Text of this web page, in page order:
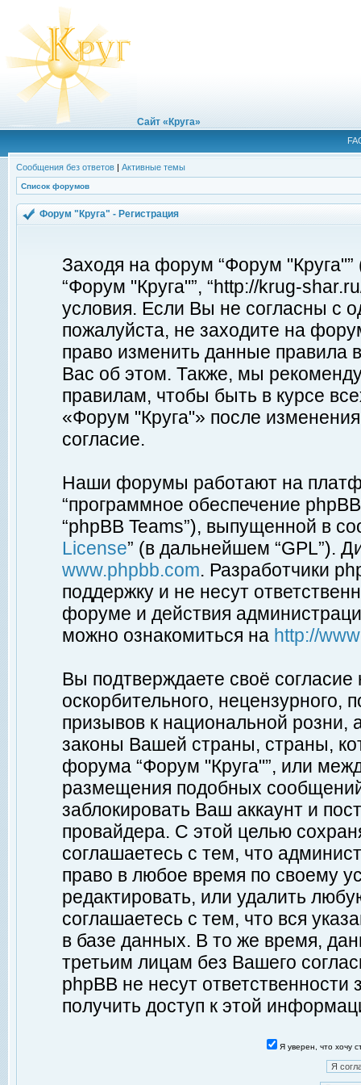
Сайт «Круга»
Сообщения без ответов | Активные темы
Список форумов
Форум "Круга" - Регистрация
Заходя на форум “Форум
“Форум "Круга"”, “http://krug-
условия. Если Вы не согласны с
пожалуйста, не заходите на
право изменить данные правила
Вас об этом. Также, мы
правилам, чтобы быть в курсе
«Форум "Круга"» после
согласие.
Наши форумы работают на
“программное обеспечение
“phpBB Teams”), выпущенной в
License” (в дальнейшем “GPL”).
www.phpbb.com. Разработчики
поддержку и не несут
форуме и действия
можно ознакомиться на http://
Вы подтверждаете своё
оскорбительного, нецензурного,
призывов к национальной
законы Вашей страны, страны,
форума “Форум "Круга"”, или
размещения подобных
заблокировать Ваш аккаунт и
провайдера. С этой целью
соглашаетесь с тем, что
право в любое время по своему
редактировать, или удалить
соглашаетесь с тем, что вся
в базе данных. В то же время,
третьим лицам без Вашего
phpBB не несут ответственности
получить доступ к этой
Я уверен, что хочу